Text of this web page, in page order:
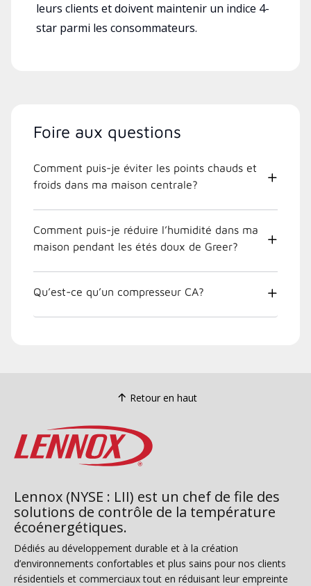
leurs clients et doivent maintenir un indice 4-
star parmi les consommateurs.
Foire aux questions
Comment puis-je éviter les points chauds et
froids dans ma maison centrale?
Comment puis-je réduire l’humidité dans ma
maison pendant les étés doux de Greer?
Qu’est-ce qu’un compresseur CA?
Retour en haut
Lennox (NYSE : LII) est un chef de file des
solutions de contrôle de la température
écoénergétiques.
Dédiés au développement durable et à la création
d’environnements confortables et plus sains pour nos clients
résidentiels et commerciaux tout en réduisant leur empreinte